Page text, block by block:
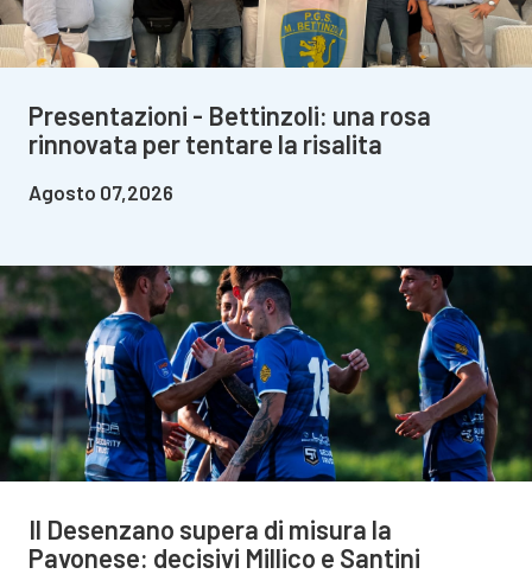
Presentazioni - Bettinzoli: una rosa
rinnovata per tentare la risalita
Agosto 07,2026
Il Desenzano supera di misura la
Pavonese: decisivi Millico e Santini